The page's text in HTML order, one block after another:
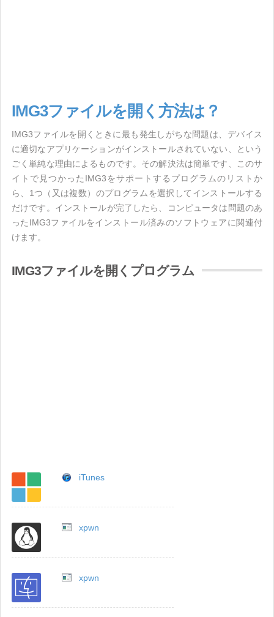
IMG3ファイルを開く方法は？
IMG3ファイルを開くときに最も発生しがちな問題は、デバイス
に適切なアプリケーションがインストールされていない、という
ごく単純な理由によるものです。その解決法は簡単です、このサ
イトで見つかったIMG3をサポートするプログラムのリストか
ら、1つ（又は複数）のプログラムを選択してインストールする
だけです。インストールが完了したら、コンピュータは問題のあ
ったIMG3ファイルをインストール済みのソフトウェアに関連付
けます。
IMG3ファイルを開くプログラム
iTunes
xpwn
xpwn